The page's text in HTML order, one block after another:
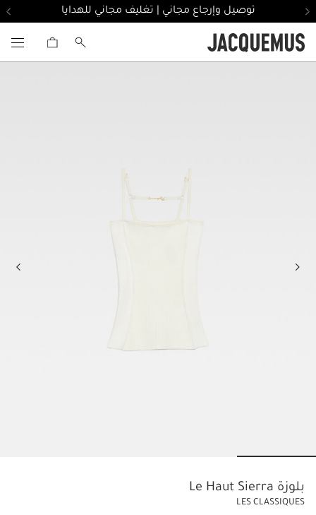
توصيل وإرجاع مجاني | تغليف مجاني للهدايا
بلوزة Le Haut Sierra
LES CLASSIQUES